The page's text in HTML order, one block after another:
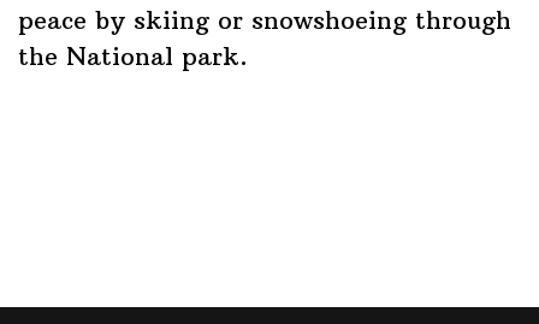
peace by skiing or snowshoeing through
the National park.